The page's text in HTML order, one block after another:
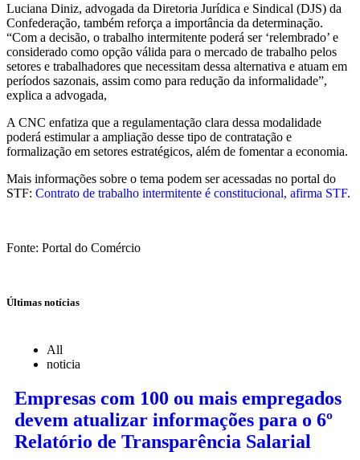
Luciana Diniz, advogada da Diretoria Jurídica e Sindical (DJS) da
Confederação, também reforça a importância da determinação.
“Com a decisão, o trabalho intermitente poderá ser ‘relembrado’ e
considerado como opção válida para o mercado de trabalho pelos
setores e trabalhadores que necessitam dessa alternativa e atuam em
períodos sazonais, assim como para redução da informalidade”,
explica a advogada,
A CNC enfatiza que a regulamentação clara dessa modalidade
poderá estimular a ampliação desse tipo de contratação e
formalização em setores estratégicos, além de fomentar a economia.
Mais informações sobre o tema podem ser acessadas no portal do
STF: Contrato de trabalho intermitente é constitucional, afirma STF.
Fonte: Portal do Comércio
Últimas notícias
All
noticia
Empresas com 100 ou mais empregados
devem atualizar informações para o 6º
Relatório de Transparência Salarial